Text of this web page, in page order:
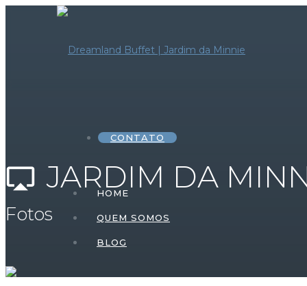
CONTATO
HOME
QUEM SOMOS
BLOG
airplay JARDIM DA
Fotos